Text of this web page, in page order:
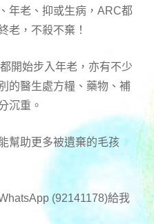
年老、抑或生病，ARC都
老，不殺不棄！
開始步入年老，亦有不少
的醫生處方糧、藥物、補
沉重。
幫助更多被遺棄的毛孩
(92141178)給我